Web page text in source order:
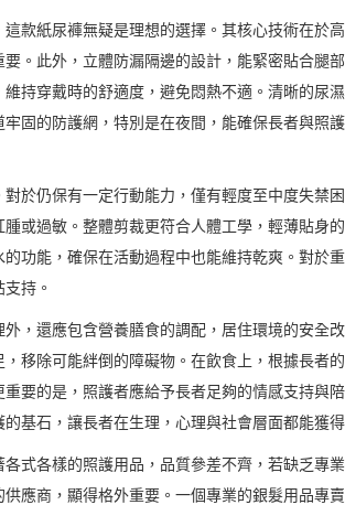
款紙尿褲無疑是理想的選擇。其核心技術在於
。此外，立體防漏隔邊的設計，能緊密貼合腿
持穿戴時的舒適度，避免悶熱不適。清晰的尿
牢固的防護網，特別是在夜間，能確保長者與照
於仍保有一定行動能力，僅有輕度至中度失禁
或過敏。整體剪裁更符合人體工學，輕薄貼身
功能，確保在活動過程中也能維持乾爽。對於
持。
，還應包含營養膳食的調配，居住環境的安全
移除可能絆倒的障礙物。在飲食上，根據長者
要的是，照護者應給予長者足夠的情感支持與
基石，讓長者在生理，心理與社會層面都能獲得
式各樣的照護用品，品質參差不齊，若缺乏專
應商，顯得格外重要。一個專業的銀髮用品專